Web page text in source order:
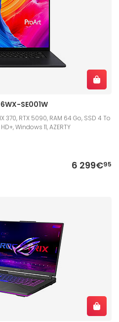
SE001W
370, RTX 5090, RAM 64 Go, SSD 4 To
Windows 11, AZERTY
6 299€95